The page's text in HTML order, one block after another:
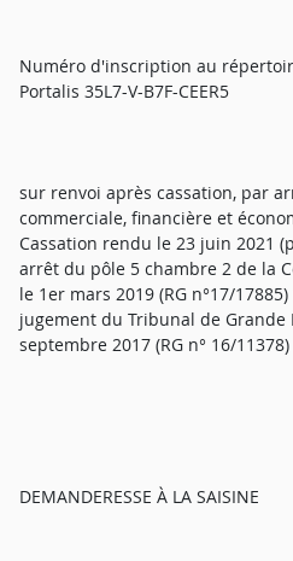
Numéro d'inscription au
Portalis 35L7-V-B7F-CEER5
sur renvoi après cassation, par
commerciale, financière et
Cassation rendu le 23 juin 2021
arrêt du pôle 5 chambre 2 de la
le 1er mars 2019 (RG n°17/
jugement du Tribunal de Grande
septembre 2017 (RG n° 16/11378)
DEMANDERESSE À LA SAISINE